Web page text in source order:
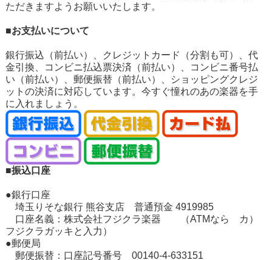
ただきますようお願いいたします。
■お支払いについて
銀行振込（前払い）、クレジットカード（分割も可）、代
金引換、コンビニ払込票決済（前払い）、コンビニ番号払
い（前払い）、郵便振替（前払い）、ショッピングクレジ
ットの決済に対応しています。今すぐ憧れのあの楽器を手
に入れましょう。
■振込口座
●銀行口座
埼玉りそな銀行 熊谷支店 普通預金 4919985
口座名義：株式会社フジクラ楽器 （ATMなら カ）
フジクラガッキと入力）
●郵便局
郵便振替：口座記号番号 00140-4-633151